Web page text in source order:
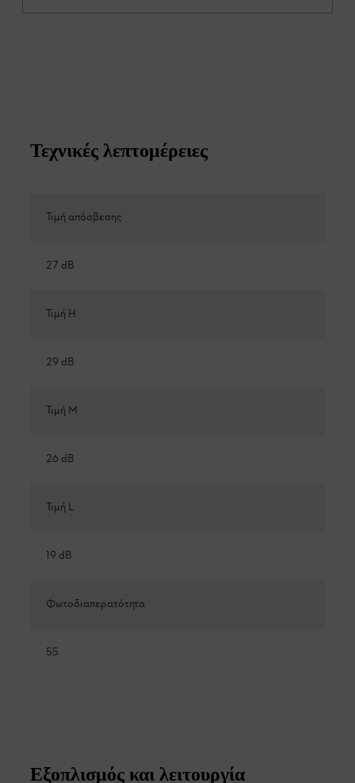
Τεχνικές λεπτομέρειες
Τιμή απόσβεσης
27 dB
Τιμή Η
29 dB
Τιμή M
26 dB
Τιμή L
19 dB
Φωτοδιαπερατότητα
55
Εξοπλισμός και λειτουργία